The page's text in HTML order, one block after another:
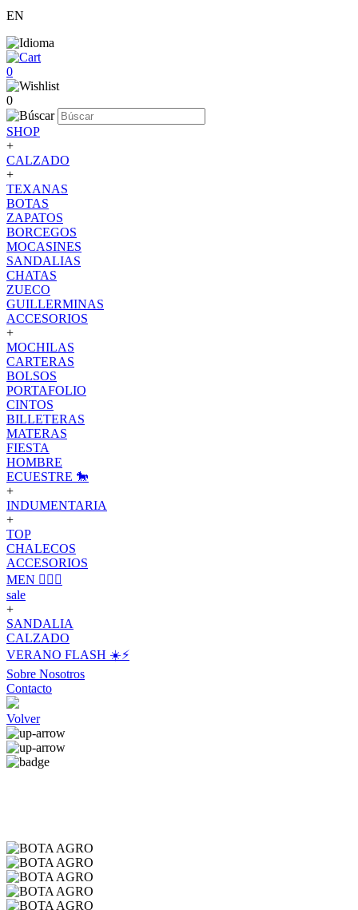
EN
0
0
SHOP
+
CALZADO
+
TEXANAS
BOTAS
ZAPATOS
BORCEGOS
MOCASINES
SANDALIAS
CHATAS
ZUECO
GUILLERMINAS
ACCESORIOS
+
MOCHILAS
CARTERAS
BOLSOS
PORTAFOLIO
CINTOS
BILLETERAS
MATERAS
FIESTA
HOMBRE
ECUESTRE 🐎
+
INDUMENTARIA
+
TOP
CHALECOS
ACCESORIOS
MEN 🙋🏽‍♂️
sale
+
SANDALIA
CALZADO
VERANO FLASH ☀️⚡️
Sobre Nosotros
Contacto
Volver